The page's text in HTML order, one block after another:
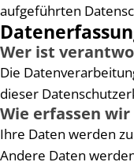
aufgeführten
Wer ist
Die
dieser
Wie erfassen
Ihre Daten werden
Andere Daten